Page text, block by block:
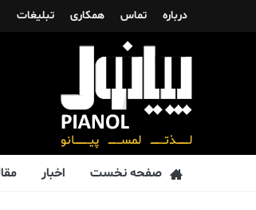
درباره تماس همکاری تبلیغات
صفحه نخست اخبار